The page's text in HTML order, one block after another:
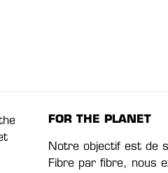
FOR THE PLANET
Notre objectif est de
Fibre par fibre, nous